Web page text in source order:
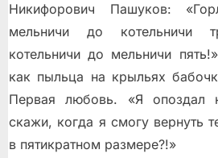
Никифорович Пашуков:
мельничи до котельничи
котельничи до мельничи
как пыльца на крыльях
Первая любовь. «Я опоздал
скажи, когда я смогу вернуть
в пятикратном размере?!»